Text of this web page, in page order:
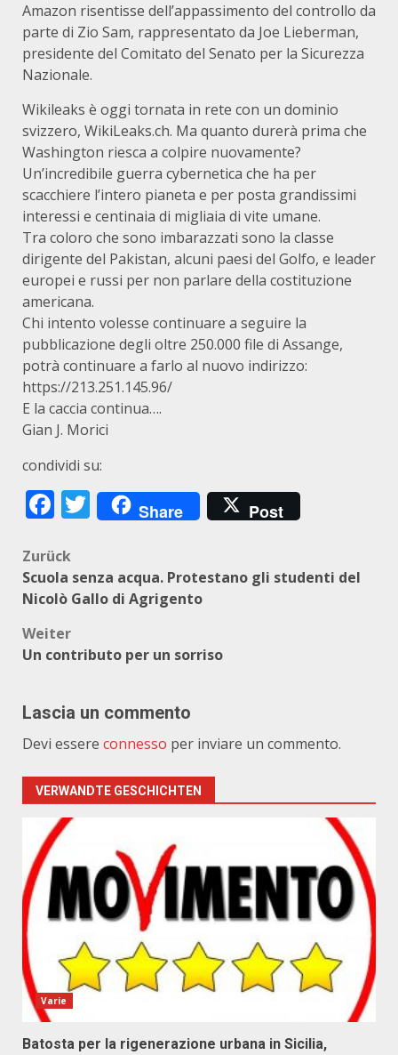
Amazon risentisse dell’appassimento del controllo da
parte di Zio Sam, rappresentato da Joe Lieberman,
presidente del Comitato del Senato per la Sicurezza
Nazionale.
Wikileaks è oggi tornata in rete con un dominio
svizzero, WikiLeaks.ch. Ma quanto durerà prima che
Washington riesca a colpire nuovamente?
Un’incredibile guerra cybernetica che ha per
scacchiere l’intero pianeta e per posta grandissimi
interessi e centinaia di migliaia di vite umane.
Tra coloro che sono imbarazzati sono la classe
dirigente del Pakistan, alcuni paesi del Golfo, e leader
europei e russi per non parlare della costituzione
americana.
Chi intento volesse continuare a seguire la
pubblicazione degli oltre 250.000 file di Assange,
potrà continuare a farlo al nuovo indirizzo:
https://213.251.145.96/
E la caccia continua….
Gian J. Morici
condividi su:
Facebook
Twitter
Share Post
Beitragsnavigation
Zurück
Scuola senza acqua. Protestano gli studenti del
Nicolò Gallo di Agrigento
Weiter
Un contributo per un sorriso
Lascia un commento
Devi essere connesso per inviare un commento.
VERWANDTE GESCHICHTEN
Varie
Batosta per la rigenerazione urbana in Sicilia,